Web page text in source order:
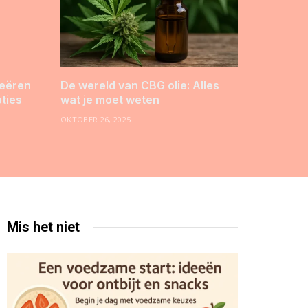
De wereld van CBG olie: Alles
wat je moet weten
OKTOBER 26, 2025
Mis het niet